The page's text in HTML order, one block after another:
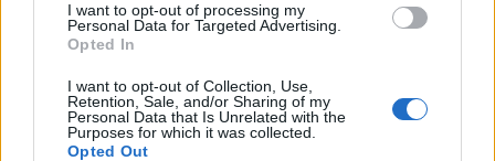
I want to opt-out of processing my
Personal Data for Targeted Advertising.
Opted In
I want to opt-out of Collection, Use,
Retention, Sale, and/or Sharing of my
Personal Data that Is Unrelated with the
Purposes for which it was collected.
Opted Out
Βανέσα Αδαμοπούλου: «Η φήμη
χρειάζεται σιωπή»
βούτηξε για να σώσει τον 4χρονο που πνίγηκε στην
πισίνα